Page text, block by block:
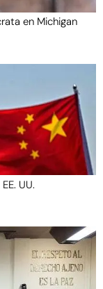
en Michigan
UU.